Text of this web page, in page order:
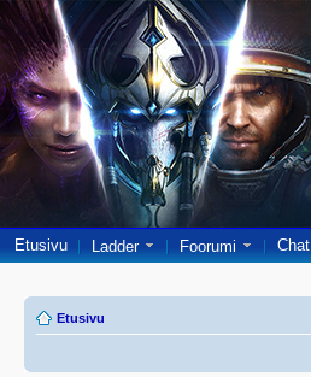
Etusivu Ladder Foorumi Chat
Etusivu